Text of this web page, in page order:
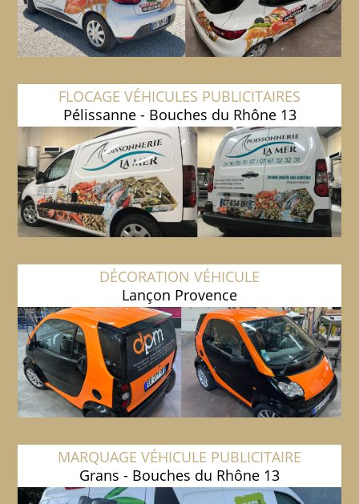
FLOCAGE VÉHICULES PUBLICITAIRES
Pélissanne - Bouches du Rhône 13
DÉCORATION VÉHICULE
Lançon Provence
MARQUAGE VÉHICULE PUBLICITAIRE
Grans - Bouches du Rhône 13